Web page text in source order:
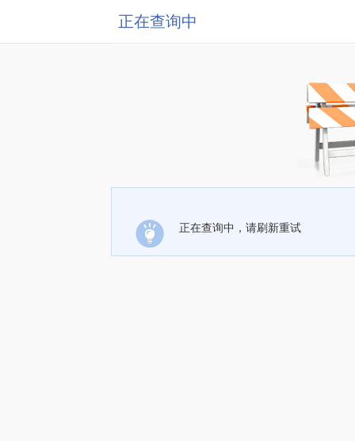
正在查询中
正在查询中，请刷新重试